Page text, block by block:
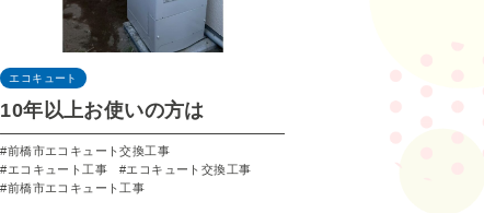
エコキュート
10年以上お使いの方は
前橋市エコキュート交換工事
エコキュート工事
エコキュート交換工事
前橋市エコキュート工事